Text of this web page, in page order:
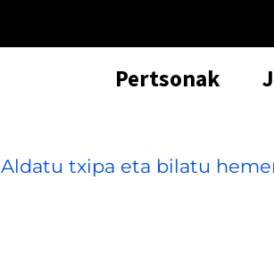
Pertsonak
Aldatu txipa eta bilatu